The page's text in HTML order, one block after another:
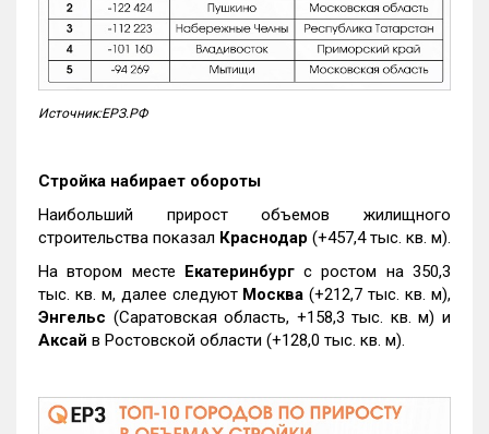
Источник:ЕРЗ.РФ
Стройка набирает обороты
Наибольший прирост объемов жилищного
строительства показал Краснодар (+457,4 тыс. кв. м).
На втором месте Екатеринбургс ростом на 350,3
тыс. кв. м, далее следуют Москва (+212,7 тыс. кв. м),
Энгельс (Саратовская область, +158,3 тыс. кв. м) и
Аксай в Ростовской области (+128,0 тыс. кв. м).